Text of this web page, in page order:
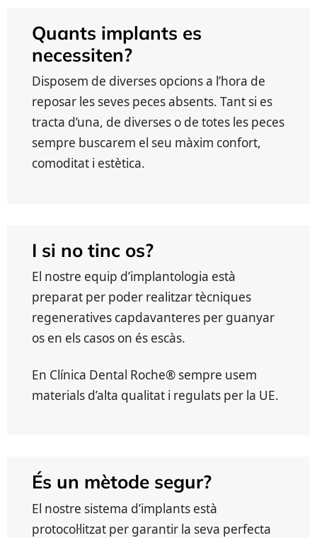
Quants implants es
necessiten?
Disposem de diverses opcions a l’hora de
reposar les seves peces absents. Tant si es
tracta d’una, de diverses o de totes les peces
sempre buscarem el seu màxim confort,
comoditat i estètica.
I si no tinc os?
El nostre equip d’implantologia està
preparat per poder realitzar tècniques
regeneratives capdavanteres per guanyar
os en els casos on és escàs.
En Clínica Dental Roche® sempre usem
materials d’alta qualitat i regulats per la UE.
És un mètode segur?
El nostre sistema d’implants està
protocol·litzat per garantir la seva perfecta